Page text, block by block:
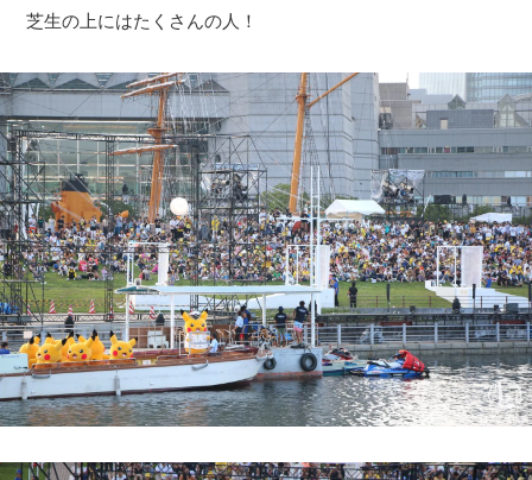
芝生の上にはたくさんの人！